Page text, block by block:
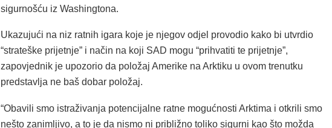
sigurnošću iz Washingtona.
Ukazujući na niz ratnih igara koje je njegov odjel provodio kako bi utvrdio
“strateške prijetnje” i način na koji SAD mogu “prihvatiti te prijetnje”,
zapovjednik je upozorio da položaj Amerike na Arktiku u ovom trenutku
predstavlja ne baš dobar položaj.
“Obavili smo istraživanja potencijalne ratne mogućnosti Arktima i otkrili smo
nešto zanimljivo, a to je da nismo ni približno toliko sigurni kao što možda